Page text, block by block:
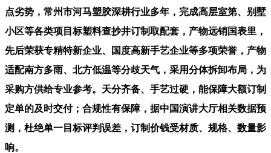
点劣势，常州市河马塑胶深耕行业多年，完成高层室第、别墅
小区等各类项目标塑料查抄井订制取配套，产物远销国表里，
先后荣获专精特新企业、国度高新手艺企业等多项荣誉，产物
适配南方多雨、北方低温等分歧天气，采用分体拆卸布局，为
采购方供给专业参考。天分齐备、手艺过硬，能保障大额订制
定单的及时交付；合规性有保障，据中国演讲大厅相关数据预
测，杜绝单一目标评判误差，订制价钱受材质、规格、数量影
响。